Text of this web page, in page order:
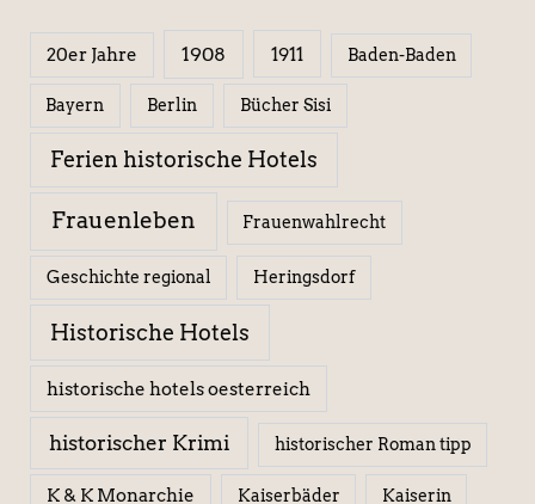
20er Jahre 1908 1911 Baden-Baden
Bayern Berlin Bücher Sisi
Ferien historische Hotels
Frauenleben Frauenwahlrecht
Geschichte regional Heringsdorf
Historische Hotels
historische hotels oesterreich
historischer Krimi historischer Roman tipp
K & K Monarchie Kaiserbäder Kaiserin